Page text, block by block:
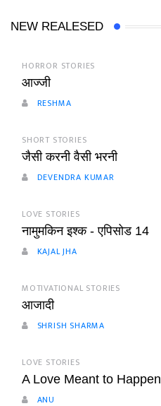
NEW REALESED
HORROR STORIES
आज्जी
RESHMA
SHORT STORIES
जैसी करनी वैसी भरनी
DEVENDRA KUMAR
LOVE STORIES
नामुमकिन इश्क - एपिसोड 14
KAJAL JHA
MOTIVATIONAL STORIES
आजादी
SHRISH SHARMA
LOVE STORIES
A Love Meant to Happen
ANU